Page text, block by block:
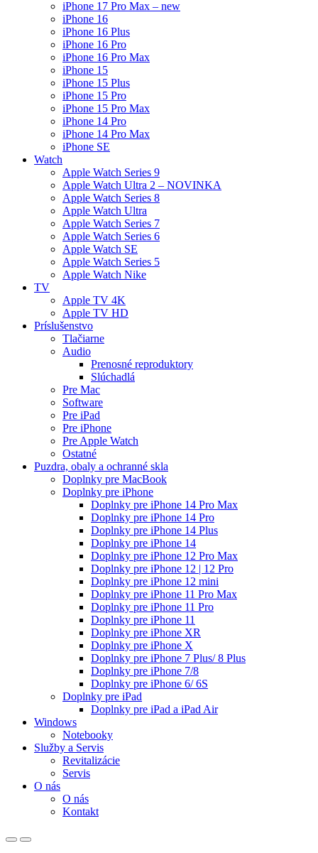
iPhone 17 Pro Max – new
iPhone 16
iPhone 16 Plus
iPhone 16 Pro
iPhone 16 Pro Max
iPhone 15
iPhone 15 Plus
iPhone 15 Pro
iPhone 15 Pro Max
iPhone 14 Pro
iPhone 14 Pro Max
iPhone SE
Watch
Apple Watch Series 9
Apple Watch Ultra 2 – NOVINKA
Apple Watch Series 8
Apple Watch Ultra
Apple Watch Series 7
Apple Watch Series 6
Apple Watch SE
Apple Watch Series 5
Apple Watch Nike
TV
Apple TV 4K
Apple TV HD
Príslušenstvo
Tlačiarne
Audio
Prenosné reproduktory
Slúchadlá
Pre Mac
Software
Pre iPad
Pre iPhone
Pre Apple Watch
Ostatné
Puzdra, obaly a ochranné skla
Doplnky pre MacBook
Doplnky pre iPhone
Doplnky pre iPhone 14 Pro Max
Doplnky pre iPhone 14 Pro
Doplnky pre iPhone 14 Plus
Doplnky pre iPhone 14
Doplnky pre iPhone 12 Pro Max
Doplnky pre iPhone 12 | 12 Pro
Doplnky pre iPhone 12 mini
Doplnky pre iPhone 11 Pro Max
Doplnky pre iPhone 11 Pro
Doplnky pre iPhone 11
Doplnky pre iPhone XR
Doplnky pre iPhone X
Doplnky pre iPhone 7 Plus/ 8 Plus
Doplnky pre iPhone 7/8
Doplnky pre iPhone 6/ 6S
Doplnky pre iPad
Doplnky pre iPad a iPad Air
Windows
Notebooky
Služby a Servis
Revitalizácie
Servis
O nás
O nás
Kontakt